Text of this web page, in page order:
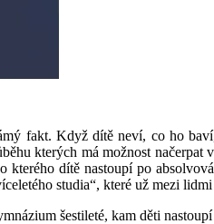
fakt. Když dítě neví, co ho
kterých má možnost načerpat
dítě nastoupí po
studia“, které už mezi
šestileté, kam děti